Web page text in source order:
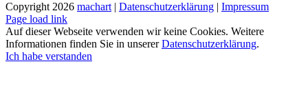
Copyright 2026 machart | Datenschutzerklärung | Impressum
Instagram
Page load link
Auf dieser Webseite verwenden wir keine Cookies. Weitere
Informationen finden Sie in unsererDatenschutzerklärung.
Ich habe verstanden